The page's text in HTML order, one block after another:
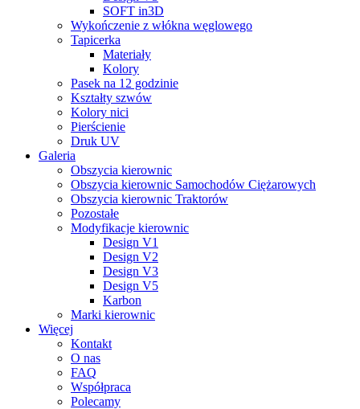
SOFT in3D
Wykończenie z włókna węglowego
Tapicerka
Materiały
Kolory
Pasek na 12 godzinie
Kształty szwów
Kolory nici
Pierścienie
Druk UV
Galeria
Obszycia kierownic
Obszycia kierownic Samochodów Ciężarowych
Obszycia kierownic Traktorów
Pozostałe
Modyfikacje kierownic
Design V1
Design V2
Design V3
Design V5
Karbon
Marki kierownic
Więcej
Kontakt
O nas
FAQ
Współpraca
Polecamy